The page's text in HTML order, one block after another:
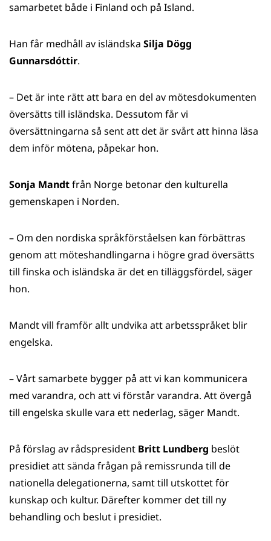
samarbetet både i Finland och på Island.
Han får medhåll av isländska Silja Dögg
Gunnarsdóttir.
– Det är inte rätt att bara en del av mötesdokumenten
översätts till isländska. Dessutom får vi
översättningarna så sent att det är svårt att hinna läsa
dem inför mötena, påpekar hon.
Sonja Mandtfrån Norge betonar den kulturella
gemenskapen i Norden.
– Om den nordiska språkförståelsen kan förbättras
genom att möteshandlingarna i högre grad översätts
till finska och isländska är det en tilläggsfördel, säger
hon.
Mandt vill framför allt undvika att arbetsspråket blir
engelska.
– Vårt samarbete bygger på att vi kan kommunicera
med varandra, och att vi förstår varandra. Att övergå
till engelska skulle vara ett nederlag, säger Mandt.
På förslag av rådspresident Britt Lundberg beslöt
presidiet att sända frågan på remissrunda till de
nationella delegationerna, samt till utskottet för
kunskap och kultur. Därefter kommer det till ny
behandling och beslut i presidiet.